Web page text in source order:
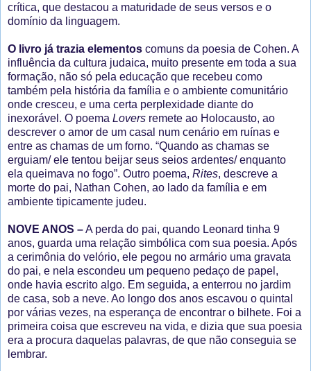
crítica, que destacou a maturidade de seus versos e o
domínio da linguagem.
O livro já trazia elementos comuns da poesia de Cohen. A
influência da cultura judaica, muito presente em toda a sua
formação, não só pela educação que recebeu como
também pela história da família e o ambiente comunitário
onde cresceu, e uma certa perplexidade diante do
inexorável. O poema Lovers remete ao Holocausto, ao
descrever o amor de um casal num cenário em ruínas e
entre as chamas de um forno. “Quando as chamas se
erguiam/ ele tentou beijar seus seios ardentes/ enquanto
ela queimava no fogo”. Outro poema, Rites, descreve a
morte do pai, Nathan Cohen, ao lado da família e em
ambiente tipicamente judeu.
NOVE ANOS –A perda do pai, quando Leonard tinha 9
anos, guarda uma relação simbólica com sua poesia. Após
a cerimônia do velório, ele pegou no armário uma gravata
do pai, e nela escondeu um pequeno pedaço de papel,
onde havia escrito algo. Em seguida, a enterrou no jardim
de casa, sob a neve. Ao longo dos anos escavou o quintal
por várias vezes, na esperança de encontrar o bilhete. Foi a
primeira coisa que escreveu na vida, e dizia que sua poesia
era a procura daquelas palavras, de que não conseguia se
lembrar.